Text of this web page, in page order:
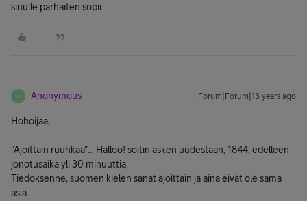
sinulle parhaiten sopii.
A Anonymous Forum|Forum|13 years ago
Hohoijaa,
"Ajoittain ruuhkaa"... Halloo! soitin äsken uudestaan, 1844, edelleen
jonotusaika yli 30 minuuttia.
Tiedoksenne, suomen kielen sanat ajoittain ja aina eivät ole sama
asia.